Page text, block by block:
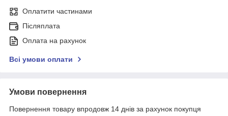
Оплатити частинами
Післяплата
Оплата на рахунок
Всі умови оплати
Умови повернення
Повернення товару впродовж 14 днів за рахунок покупця